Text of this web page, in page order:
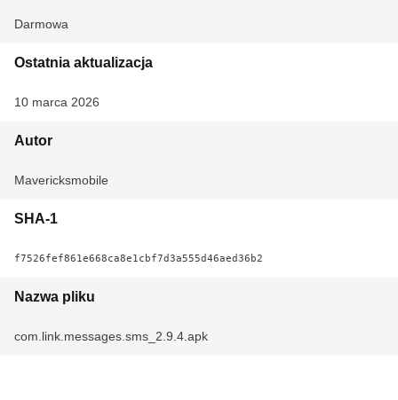
Darmowa
Ostatnia aktualizacja
10 marca 2026
Autor
Mavericksmobile
SHA-1
f7526fef861e668ca8e1cbf7d3a555d46aed36b2
Nazwa pliku
com.link.messages.sms_2.9.4.apk